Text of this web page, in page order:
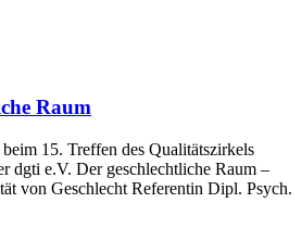
Raum
15. Treffen des Qualitätszirkels
dgti e.V. Der geschlechtliche Raum –
von Geschlecht Referentin Dipl. Psych.